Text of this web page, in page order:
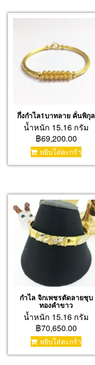
กึ่งกำไล1บาทลาย คั่นพิกุล
น้ำหนัก 15.16 กรัม
฿69,200.00
หยิบใส่ตะกร้า
กำไล จิกเพชรตัดลายชุบ
ทองคำขาว
น้ำหนัก 15.16 กรัม
฿70,650.00
หยิบใส่ตะกร้า